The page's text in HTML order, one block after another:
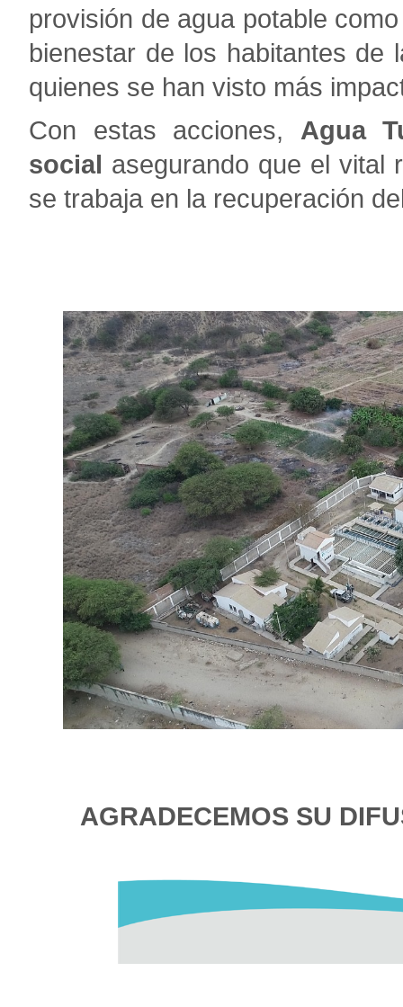
provisión de agua potable
bienestar de los habitantes de
quienes se han visto más
Con estas acciones, Agua
social asegurando que el vital
se trabaja en la recuperación
AGRADECEMOS